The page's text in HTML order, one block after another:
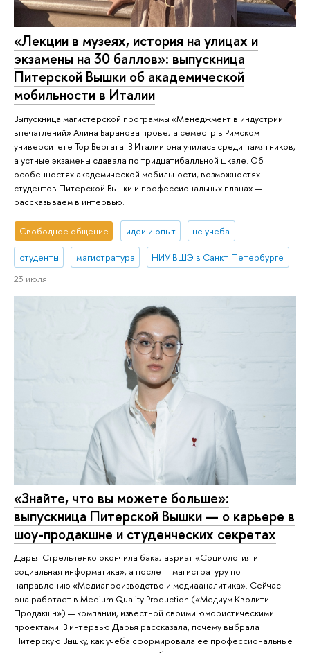
«Лекции в музеях, история на улицах и
экзамены на 30 баллов»: выпускница
Питерской Вышки об академической
мобильности в Италии
Выпускница магистерской программы «Менеджмент в индустрии
впечатлений» Алина Баранова провела семестр в Римском
университете Тор Вергата. В Италии она училась среди памятников,
а устные экзамены сдавала по тридцатибалльной шкале. Об
особенностях академической мобильности, возможностях
студентов Питерской Вышки и профессиональных планах —
рассказываем в интервью.
Свободное общение идеи и опыт не учеба
студенты магистратура
НИУ ВШЭ в Санкт-Петербурге
23 июля
«Знайте, что вы можете больше»:
выпускница Питерской Вышки — о карьере в
шоу-продакшне и студенческих секретах
Дарья Стрельченко окончила бакалавриат «Социология и
социальная информатика», а после — магистратуру по
направлению «Медиапроизводство и медиааналитика». Сейчас
она работает в Medium Quality Production («Медиум Кволити
Продакшн») — компании, известной своими юмористическими
проектами. В интервью Дарья рассказала, почему выбрала
Питерскую Вышку, как учеба сформировала ее профессиональные